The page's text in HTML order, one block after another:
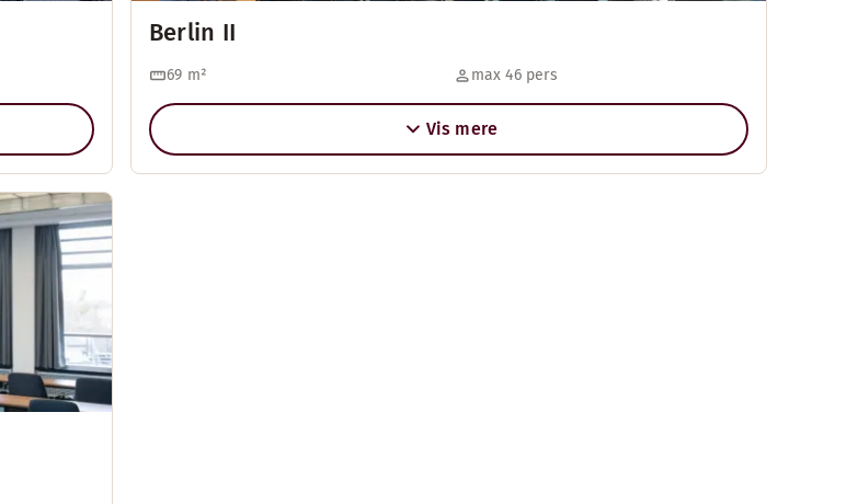
Berlin II
69 m² max 46 pers
Vis mere